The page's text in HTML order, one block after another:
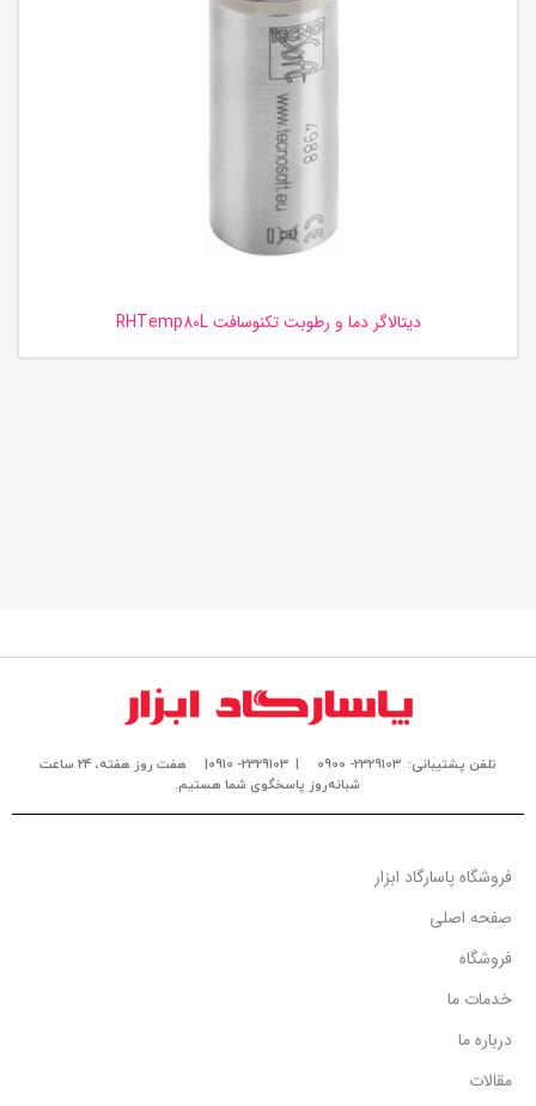
دیتالاگر دما و رطوبت تکنوسافت RHTemp80L
تلفن پشتیبانی: 2329103- 0900 | 2329103- 0910|
هفت روز هفته، ۲۴ ساعت
شبانه‌روز پاسخگوی شما هستیم.
فروشگاه پاسارگاد ابزار
صفحه اصلی
فروشگاه
خدمات ما
درباره ما
مقالات